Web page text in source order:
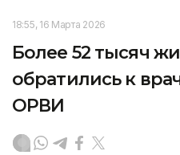
18:55, 16 Марта 2026
Более 52 тысяч
обратились к
ОРВИ